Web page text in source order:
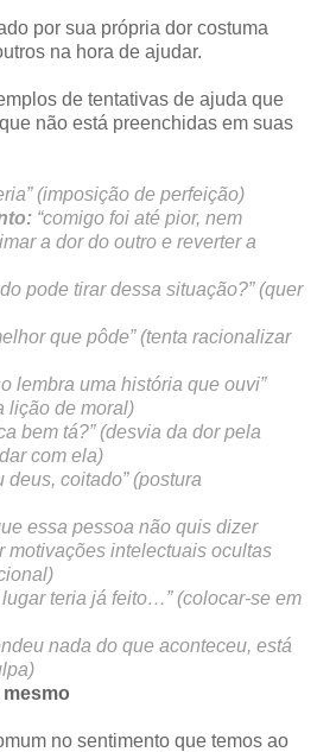
por sua própria dor costuma
na hora de ajudar.
de tentativas de ajuda que
não está preenchidas em suas
(imposição de perfeição)
“comigo foi até pior, nem
a dor do outro e reverter a
pode tirar dessa situação?” (quer
que pôde” (tenta racionalizar
lembra uma história que ouvi”
lição de moral)
bem tá?” (desvia da dor pela
com ela)
deus, coitado” (postura
essa pessoa não quis dizer
motivações intelectuais ocultas
lugar teria já feito…” (colocar-se em
nada do que aconteceu, está
no sentimento que temos ao